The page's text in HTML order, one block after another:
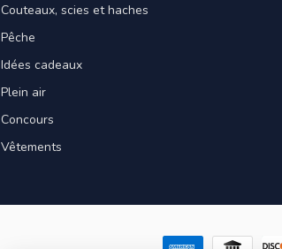
Couteaux, scies et haches
Pêche
Idées cadeaux
Plein air
Concours
Vêtements